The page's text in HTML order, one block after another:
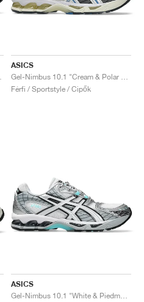
ASICS
Férfi / Sportstyle / Cipők
ASICS